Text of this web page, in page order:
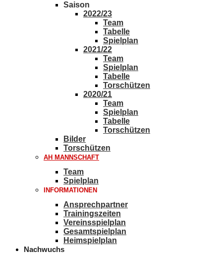
Saison
2022/23
Team
Tabelle
Spielplan
2021/22
Team
Spielplan
Tabelle
Torschützen
2020/21
Team
Spielplan
Tabelle
Torschützen
Bilder
Torschützen
AH MANNSCHAFT
Team
Spielplan
INFORMATIONEN
Ansprechpartner
Trainingszeiten
Vereinsspielplan
Gesamtspielplan
Heimspielplan
Nachwuchs